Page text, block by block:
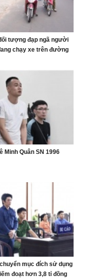
tượng đạp ngã người
chạy xe trên đường
Minh Quân SN 1996
mục đích sử dụng
đoạt hơn 3,8 tỉ đồng